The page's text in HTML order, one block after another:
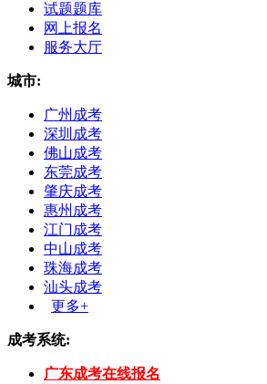
试题题库
网上报名
服务大厅
城市:
广州成考
深圳成考
佛山成考
东莞成考
肇庆成考
惠州成考
江门成考
中山成考
珠海成考
汕头成考
更多+
成考系统:
广东成考在线报名